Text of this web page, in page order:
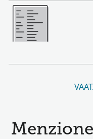
Rohkem
Menzione